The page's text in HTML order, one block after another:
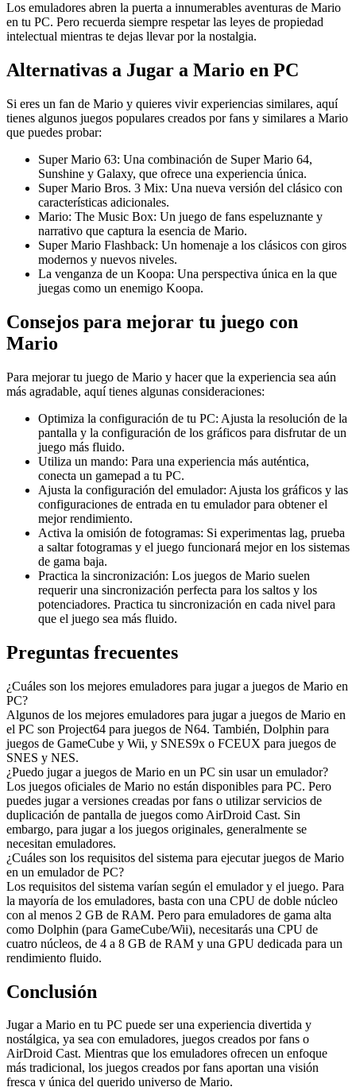
Los emuladores abren la puerta a innumerables aventuras de Mario
en tu PC. Pero recuerda siempre respetar las leyes de propiedad
intelectual mientras te dejas llevar por la nostalgia.
Alternativas a Jugar a Mario en PC
Si eres un fan de Mario y quieres vivir experiencias similares, aquí
tienes algunos juegos populares creados por fans y similares a Mario
que puedes probar:
Super Mario 63: Una combinación de Super Mario 64,
Sunshine y Galaxy, que ofrece una experiencia única.
Super Mario Bros. 3 Mix: Una nueva versión del clásico con
características adicionales.
Mario: The Music Box: Un juego de fans espeluznante y
narrativo que captura la esencia de Mario.
Super Mario Flashback: Un homenaje a los clásicos con giros
modernos y nuevos niveles.
La venganza de un Koopa: Una perspectiva única en la que
juegas como un enemigo Koopa.
Consejos para mejorar tu juego con
Mario
Para mejorar tu juego de Mario y hacer que la experiencia sea aún
más agradable, aquí tienes algunas consideraciones:
Optimiza la configuración de tu PC: Ajusta la resolución de la
pantalla y la configuración de los gráficos para disfrutar de un
juego más fluido.
Utiliza un mando: Para una experiencia más auténtica,
conecta un gamepad a tu PC.
Ajusta la configuración del emulador: Ajusta los gráficos y las
configuraciones de entrada en tu emulador para obtener el
mejor rendimiento.
Activa la omisión de fotogramas: Si experimentas lag, prueba
a saltar fotogramas y el juego funcionará mejor en los sistemas
de gama baja.
Practica la sincronización: Los juegos de Mario suelen
requerir una sincronización perfecta para los saltos y los
potenciadores. Practica tu sincronización en cada nivel para
que el juego sea más fluido.
Preguntas frecuentes
¿Cuáles son los mejores emuladores para jugar a juegos de Mario en
PC?
Algunos de los mejores emuladores para jugar a juegos de Mario en
el PC son Project64 para juegos de N64. También, Dolphin para
juegos de GameCube y Wii, y SNES9x o FCEUX para juegos de
SNES y NES.
¿Puedo jugar a juegos de Mario en un PC sin usar un emulador?
Los juegos oficiales de Mario no están disponibles para PC. Pero
puedes jugar a versiones creadas por fans o utilizar servicios de
duplicación de pantalla de juegos como AirDroid Cast. Sin
embargo, para jugar a los juegos originales, generalmente se
necesitan emuladores.
¿Cuáles son los requisitos del sistema para ejecutar juegos de Mario
en un emulador de PC?
Los requisitos del sistema varían según el emulador y el juego. Para
la mayoría de los emuladores, basta con una CPU de doble núcleo
con al menos 2 GB de RAM. Pero para emuladores de gama alta
como Dolphin (para GameCube/Wii), necesitarás una CPU de
cuatro núcleos, de 4 a 8 GB de RAM y una GPU dedicada para un
rendimiento fluido.
Conclusión
Jugar a Mario en tu PC puede ser una experiencia divertida y
nostálgica, ya sea con emuladores, juegos creados por fans o
AirDroid Cast. Mientras que los emuladores ofrecen un enfoque
más tradicional, los juegos creados por fans aportan una visión
fresca y única del querido universo de Mario.